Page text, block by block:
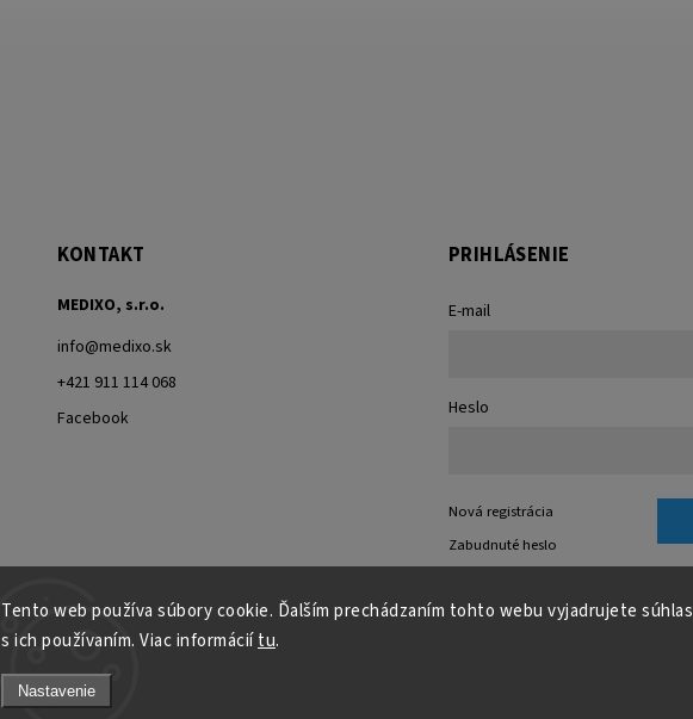
Tento web používa súbory cookie. Ďalším prechádzaním tohto webu vyjadrujete súhlas
s ich používaním. Viac informáciítu.
Nastavenie
KONTAKT
MEDIXO, s.r.o.
info@medixo.sk
+421 911 114 068
Facebook
PRIHLÁSENIE
E-mail
Heslo
Nová registrácia
Zabudnuté heslo